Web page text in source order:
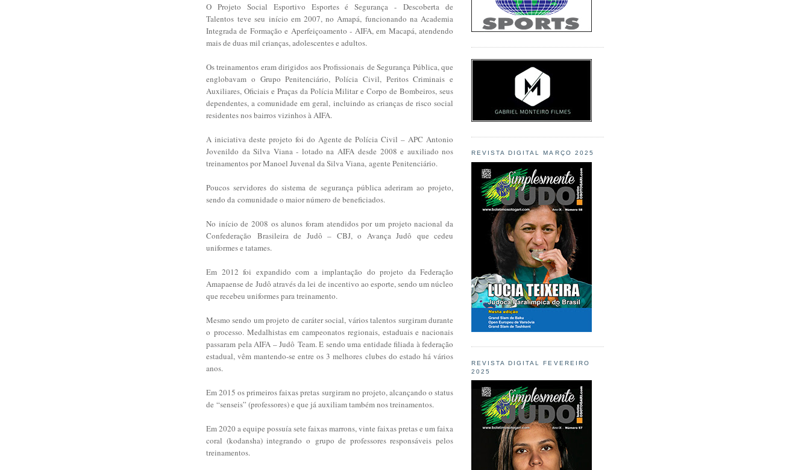
O Projeto Social Esportivo Esportes é Segurança -Descoberta de
Talentos teve seu início em 2007, no Amapá, funcionando na Academia
Integrada de Formação e Aperfeiçoamento - AIFA, em Macapá, atendendo
mais de duas mil crianças, adolescentes e adultos.
Os treinamentos eram dirigidos aos Profissionais de Segurança Pública, que
englobavam o Grupo Penitenciário, Polícia Civil, Peritos Criminais e
Auxiliares, Oficiais e Praças da Polícia Militar e Corpo de Bombeiros, seus
dependentes, a comunidade em geral, incluindo as crianças de risco social
residentes nos bairros vizinhos à AIFA.
A iniciativa deste projeto foi do Agente de Polícia Civil – APC Antonio
Jovenildo da Silva Viana - lotado na AIFA desde 2008 e auxiliado nos
treinamentos por Manoel Juvenal da Silva Viana, agente Penitenciário.
Poucos servidores do sistema de segurança pública aderiram ao projeto,
sendo da comunidade o maior número de beneficiados.
No início de 2008 os alunos foram atendidos por um projeto nacional da
Confederação Brasileira de Judô – CBJ, o Avança Judô que cedeu
uniformes e tatames.
Em 2012 foi expandido com a implantação do projeto da Federação
Amapaense deJudô através da lei de incentivo ao esporte, sendo um núcleo
que recebeu uniformes para treinamento.
Mesmo sendo um projeto de caráter social, vários talentos surgiram durante
o processo. Medalhistas em campeonatos regionais, estaduais e nacionais
passaram pela AIFA – Judô Team. E sendo uma entidade filiada à federação
estadual, vêm mantendo-se entre os 3 melhores clubes do estado há vários
anos.
Em 2015 os primeiros faixas pretas surgiram no projeto, alcançando o status
de “senseis” (professores) e que já auxiliam também nos treinamentos.
Em 2020 a equipe possuía sete faixas marrons, vinte faixas pretas e um faixa
coral (kodansha) integrando o grupo de professores responsáveis pelos
treinamentos.
REVISTA DIGITAL MARÇO 2025
REVISTA DIGITAL FEVEREIRO
2025